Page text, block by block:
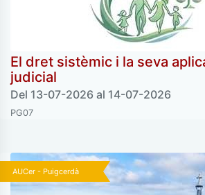
El dret sistèmic i la seva
judicial
Del 13-07-2026 al 14-07-2026
PG07
AUCer - Puigcerdà